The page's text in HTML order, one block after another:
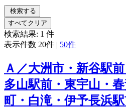
検索する
すべてクリア
検索結果: 1 件
表示件数 20件 | 50件
Ａ／大洲市・新谷駅
多山駅前・東宇山・
町・白滝・伊予長浜